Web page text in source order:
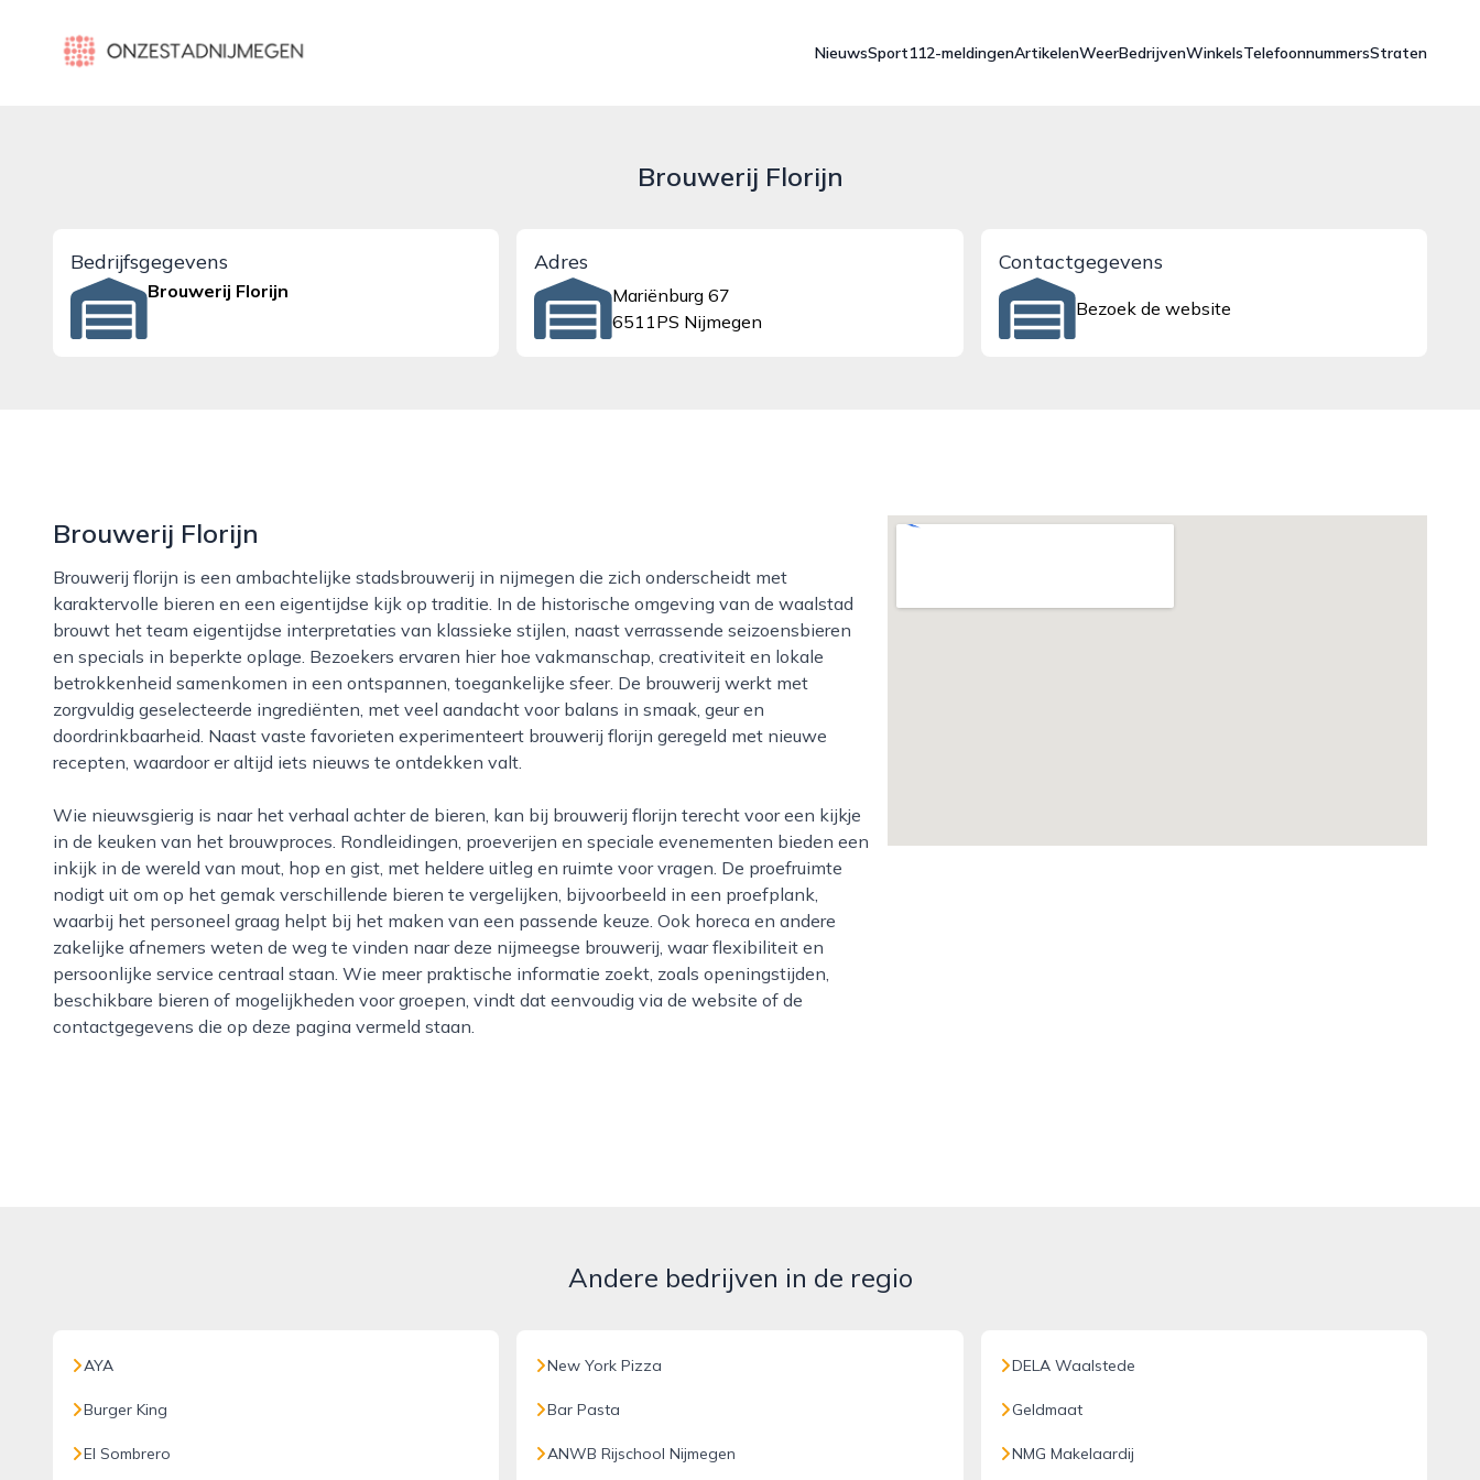
onzestadnijmegen.nl
NieuwsSport112-meldingenArtikelenWeerBedrijvenWinkelsTelefoonnummersStraten
Brouwerij Florijn
Bedrijfsgegevens
Brouwerij Florijn
Adres
Mariënburg 67
6511PS Nijmegen
Contactgegevens
Bezoek de website
Brouwerij Florijn
Brouwerij florijn is een ambachtelijke stadsbrouwerij in nijmegen die zich onderscheidt met
karaktervolle bieren en een eigentijdse kijk op traditie. In de historische omgeving van de waalstad
brouwt het team eigentijdse interpretaties van klassieke stijlen, naast verrassende seizoensbieren
en specials in beperkte oplage. Bezoekers ervaren hier hoe vakmanschap, creativiteit en lokale
betrokkenheid samenkomen in een ontspannen, toegankelijke sfeer. De brouwerij werkt met
zorgvuldig geselecteerde ingrediënten, met veel aandacht voor balans in smaak, geur en
doordrinkbaarheid. Naast vaste favorieten experimenteert brouwerij florijn geregeld met nieuwe
recepten, waardoor er altijd iets nieuws te ontdekken valt.
Wie nieuwsgierig is naar het verhaal achter de bieren, kan bij brouwerij florijn terecht voor een kijkje
in de keuken van het brouwproces. Rondleidingen, proeverijen en speciale evenementen bieden een
inkijk in de wereld van mout, hop en gist, met heldere uitleg en ruimte voor vragen. De proefruimte
nodigt uit om op het gemak verschillende bieren te vergelijken, bijvoorbeeld in een proefplank,
waarbij het personeel graag helpt bij het maken van een passende keuze. Ook horeca en andere
zakelijke afnemers weten de weg te vinden naar deze nijmeegse brouwerij, waar flexibiliteit en
persoonlijke service centraal staan. Wie meer praktische informatie zoekt, zoals openingstijden,
beschikbare bieren of mogelijkheden voor groepen, vindt dat eenvoudig via de website of de
contactgegevens die op deze pagina vermeld staan.
Andere bedrijven in de regio
AYA
Burger King
El Sombrero
New York Pizza
Bar Pasta
ANWB Rijschool Nijmegen
DELA Waalstede
Geldmaat
NMG Makelaardij